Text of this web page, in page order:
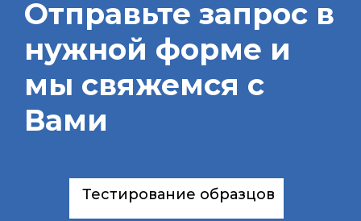
Отправьте запрос в
нужной форме и
мы свяжемся с
Вами
Тестирование образцов